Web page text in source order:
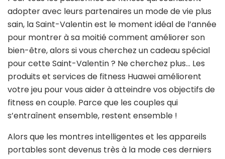
adopter avec leurs partenaires un mode de vie plus
sain, la Saint-Valentin est le moment idéal de l’année
pour montrer à sa moitié comment améliorer son
bien-être, alors si vous cherchez un cadeau spécial
pour cette Saint-Valentin ? Ne cherchez plus… Les
produits et services de fitness Huawei améliorent
votre jeu pour vous aider à atteindre vos objectifs de
fitness en couple. Parce que les couples qui
s’entraînent ensemble, restent ensemble !
Alors que les montres intelligentes et les appareils
portables sont devenus très à la mode ces derniers